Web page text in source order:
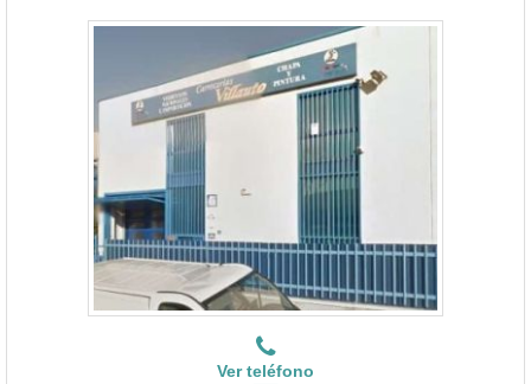
Ver teléfono